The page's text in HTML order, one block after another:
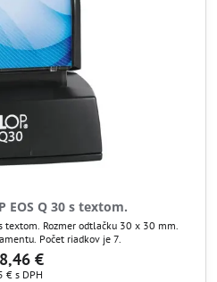
EOS Q 30 s textom.
textom. Rozmer odtlačku 30 x 30 mm.
Počet riadkov je 7.
€
€s DPH